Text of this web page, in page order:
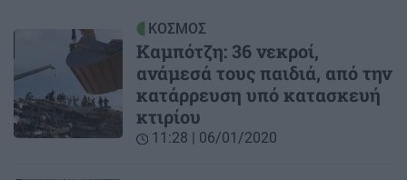
ΚΟΣΜΟΣ
Καμπότζη: 36 νεκροί,
ανάμεσά τους παιδιά, από την
κατάρρευση υπό κατασκευή
κτιρίου
11:28 | 06/01/2020